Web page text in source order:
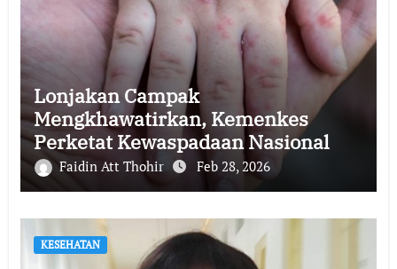
Lonjakan Campak
Mengkhawatirkan, Kemenkes
Perketat Kewaspadaan Nasional
Faidin Att Thohir Feb 28, 2026
KESEHATAN